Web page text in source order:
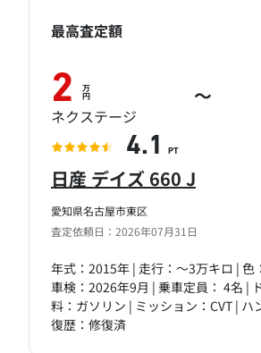
愛知県名古屋市東区
査定依頼日：2026年07月31日
日産 デイズ 660 J
年式：2015年 | 走行：～3万キロ | 色
車検：2026年9月 | 乗車定員： 4名 |
料：ガソリン | ミッション：CVT | ハ
復歴：修復済
最高査定額
2 万
円 ～
ネクステージ
4.1 PT